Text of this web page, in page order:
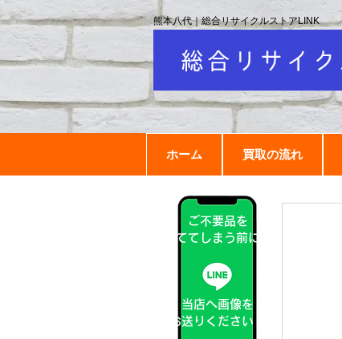
ホーム 買取の流れ
熊本八代｜総合リサイクルストアLINK
ご不要品を
捨ててしまう前に！
当店へ画像を
お送りください！